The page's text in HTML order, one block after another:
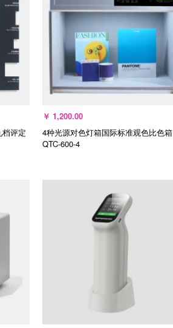
选择规格
评定
￥ 1,200.00
4种光源对色灯箱国际标准观色比色箱
QTC-600-4
选择规格